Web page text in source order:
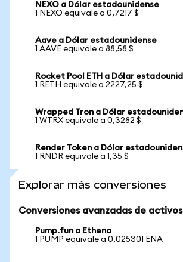
NEXO a Dólar estadounidense
1 NEXO equivale a 0,7217 $
Aave a Dólar estadounidense
1 AAVE equivale a 88,58 $
Rocket Pool ETH a Dólar
1 RETH equivale a 2227,25 $
Wrapped Tron a Dólar
1 WTRX equivale a 0,3282 $
Render Token a Dólar
1 RNDR equivale a 1,35 $
Explorar más conversiones
Conversiones avanzadas de activos
Pump.fun a Ethena
1 PUMP equivale a 0,025301 ENA